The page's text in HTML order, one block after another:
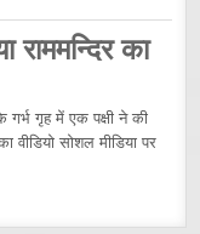
का
गर्भ गृह में एक पक्षी ने की
वीडियो सोशल मीडिया पर